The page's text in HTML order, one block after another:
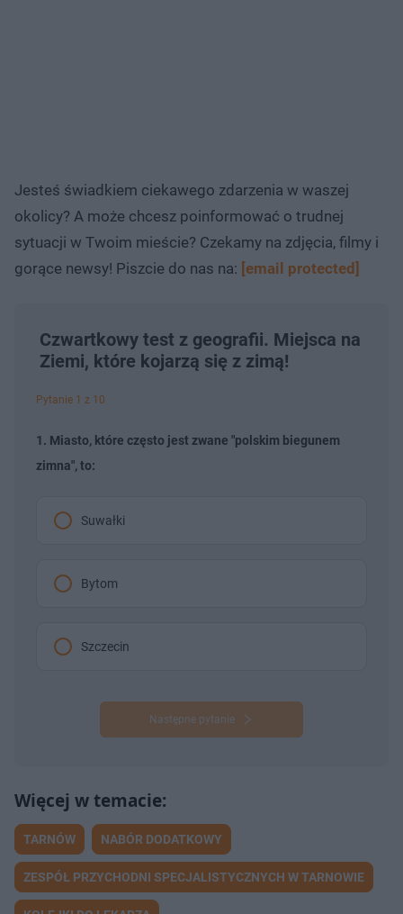
Jesteś świadkiem ciekawego zdarzenia w waszej
okolicy? A może chcesz poinformować o trudnej
sytuacji w Twoim mieście? Czekamy na zdjęcia, filmy i
gorące newsy! Piszcie do nas na: [email protected]
Czwartkowy test z geografii. Miejsca na
Ziemi, które kojarzą się z zimą!
Pytanie 1 z 10
1. Miasto, które często jest zwane "polskim biegunem
zimna", to:
Suwałki
Bytom
Szczecin
Następne pytanie
TARNÓW NABÓR DODATKOWY
ZESPÓŁ PRZYCHODNI SPECJALISTYCZNYCH W TARNOWIE